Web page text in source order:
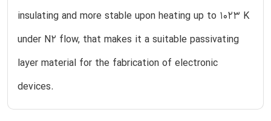
insulating and more stable upon heating up to 1023 K
under N2 flow, that makes it a suitable passivating
layer material for the fabrication of electronic
devices.